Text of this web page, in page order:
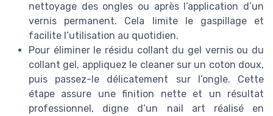
nettoyage des ongles ou après l’application d’un
vernis permanent. Cela limite le gaspillage et
facilite l’utilisation au quotidien.
Pour éliminer le résidu collant du gel vernis ou du
collant gel, appliquez le cleaner sur un coton doux,
puis passez-le délicatement sur l’ongle. Cette
étape assure une finition nette et un résultat
professionnel, digne d’un nail art réalisé en